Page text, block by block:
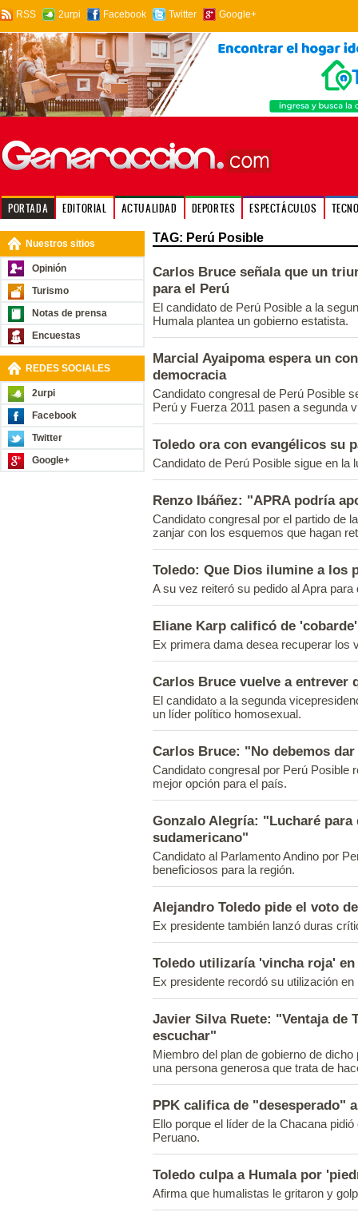
RSS 2urpi Facebook Twitter Google+
PORTADA EDITORIAL ACTUALIDAD DEPORTES ESPECTÁCULOS
Nuestros sitios
Opinión
Turismo
Notas de prensa
Encuestas
REDES SOCIALES
2urpi
Facebook
Twitter
Google+
TAG: Perú Posible
Carlos Bruce señala que un
para el Perú
El candidato de Perú Posible a la
Humala plantea un gobierno estatista.
Marcial Ayaipoma espera un
democracia
Candidato congresal de Perú Posible
Perú y Fuerza 2011 pasen a segunda
Toledo ora con evangélicos su
Candidato de Perú Posible sigue en la
Renzo Ibáñez: "APRA podría
Candidato congresal por el partido de
zanjar con los esquemos que hagan
Toledo: Que Dios ilumine a los
A su vez reiteró su pedido al Apra
Eliane Karp calificó de
Ex primera dama desea recuperar los
Carlos Bruce vuelve a entrever
El candidato a la segunda
un líder político homosexual.
Carlos Bruce: "No debemos
Candidato congresal por Perú Posible
mejor opción para el país.
Gonzalo Alegría: "Lucharé
sudamericano"
Candidato al Parlamento Andino por
beneficiosos para la región.
Alejandro Toledo pide el voto
Ex presidente también lanzó duras
Toledo utilizaría 'vincha roja' en
Ex presidente recordó su utilización
Javier Silva Ruete: "Ventaja de
escuchar"
Miembro del plan de gobierno de
una persona generosa que trata de
PPK califica de "desesperado"
Ello porque el líder de la Chacana
Peruano.
Toledo culpa a Humala por
Afirma que humalistas le gritaron y